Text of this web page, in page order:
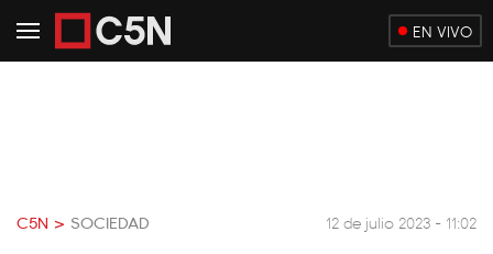
EN VIVO
C5N > SOCIEDAD 12 de julio 2023 - 11:02